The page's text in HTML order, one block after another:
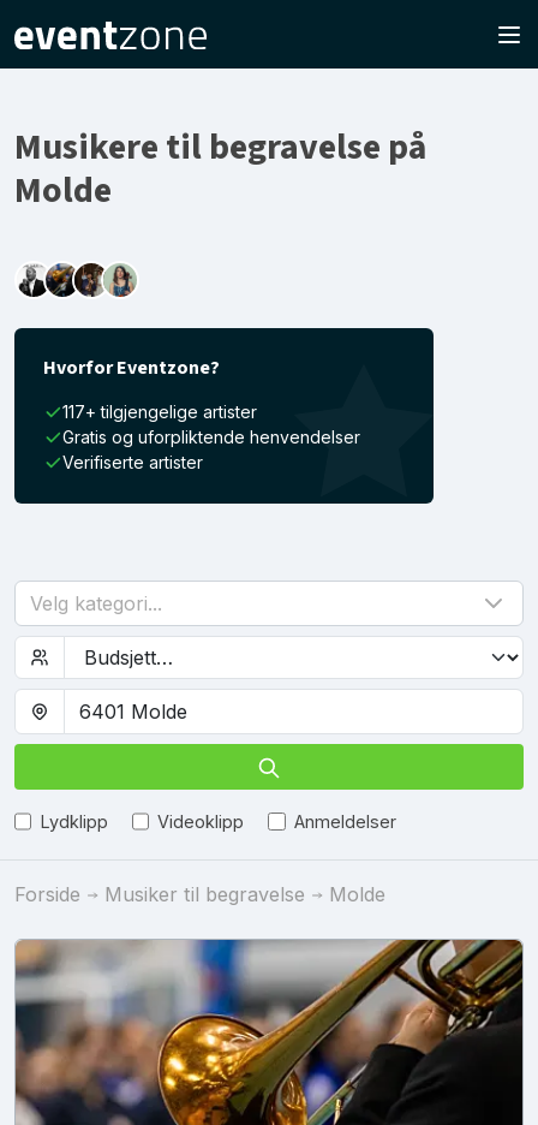
Musikere til begravelse på
Molde
Hvorfor Eventzone?
117+ tilgjengelige artister
Gratis og uforpliktende henvendelser
Verifiserte artister
Velg kategori...
Lydklipp Videoklipp Anmeldelser
Forside Musiker til begravelse Molde